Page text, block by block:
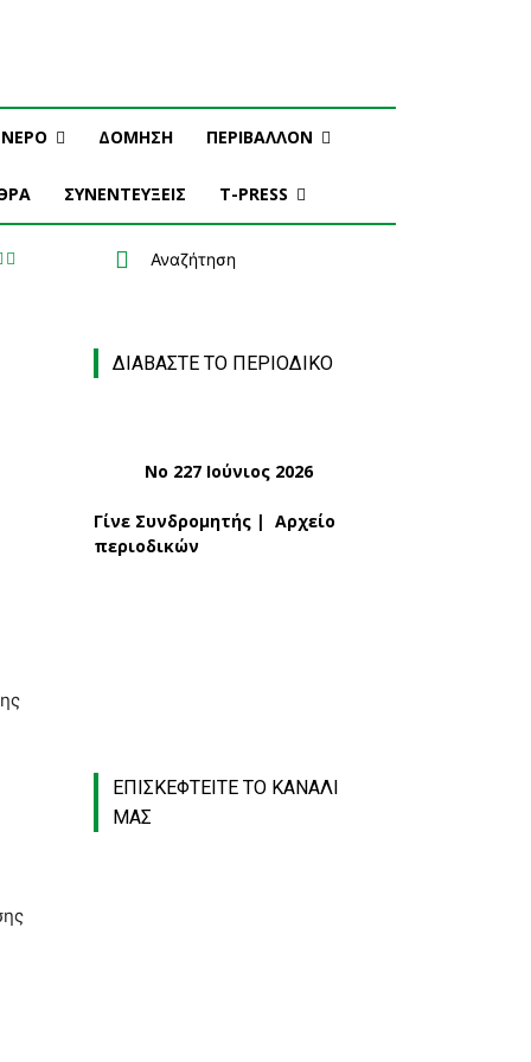
ΝΕΡΟ ΔΟΜΗΣΗ ΠΕΡΙΒΑΛΛΟΝ
ΣΥΝΕΝΤΕΥΞΕΙΣ T-PRESS
Αναζήτηση
ΔΙΑΒΑΣΤΕ ΤΟ ΠΕΡΙΟΔΙΚΟ
Νο 227 Ιούνιος 2026
Γίνε Συνδρομητής | Αρχείο
περιοδικών
ΕΠΙΣΚΕΦΤΕΙΤΕ ΤΟ ΚΑΝΑΛΙ
ΜΑΣ